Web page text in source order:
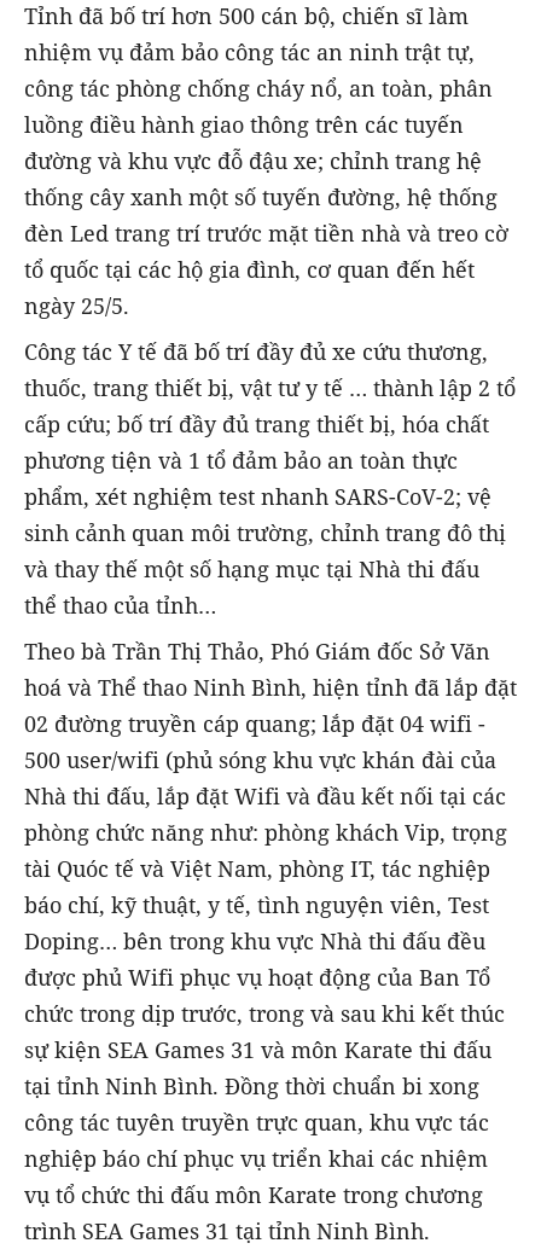
Tỉnh đã bố trí hơn 500 cán bộ, chiến sĩ làm
nhiệm vụ đảm bảo công tác an ninh trật tự,
công tác phòng chống cháy nổ, an toàn, phân
luồng điều hành giao thông trên các tuyến
đường và khu vực đỗ đậu xe; chỉnh trang hệ
thống cây xanh một số tuyến đường, hệ thống
đèn Led trang trí trước mặt tiền nhà và treo cờ
tổ quốc tại các hộ gia đình, cơ quan đến hết
ngày 25/5.
Công tác Y tế đã bố trí đầy đủ xe cứu thương,
thuốc, trang thiết bị, vật tư y tế … thành lập 2 tổ
cấp cứu; bố trí đầy đủ trang thiết bị, hóa chất
phương tiện và 1 tổ đảm bảo an toàn thực
phẩm, xét nghiệm test nhanh SARS-CoV-2; vệ
sinh cảnh quan môi trường, chỉnh trang đô thị
và thay thế một số hạng mục tại Nhà thi đấu
thể thao của tỉnh…
Theo bà Trần Thị Thảo, Phó Giám đốc Sở Văn
hoá và Thể thao Ninh Bình, hiện tỉnh đã lắp đặt
02 đường truyền cáp quang; lắp đặt 04 wifi -
500 user/wifi (phủ sóng khu vực khán đài của
Nhà thi đấu, lắp đặt Wifi và đầu kết nối tại các
phòng chức năng như: phòng khách Vip, trọng
tài Quóc tế và Việt Nam, phòng IT, tác nghiệp
báo chí, kỹ thuật, y tế, tình nguyện viên, Test
Doping… bên trong khu vực Nhà thi đấu đều
được phủ Wifi phục vụ hoạt động của Ban Tổ
chức trong dịp trước, trong và sau khi kết thúc
sự kiện SEA Games 31 và môn Karate thi đấu
tại tỉnh Ninh Bình. Đồng thời chuẩn bi xong
công tác tuyên truyền trực quan, khu vực tác
nghiệp báo chí phục vụ triển khai các nhiệm
vụ tổ chức thi đấu môn Karate trong chương
trình SEA Games 31 tại tỉnh Ninh Bình.